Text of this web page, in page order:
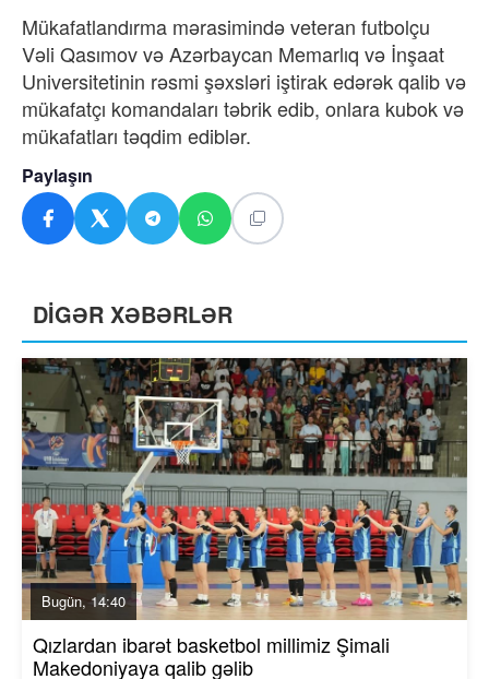
Mükafatlandırma mərasimində veteran futbolçu
Vəli Qasımov və Azərbaycan Memarlıq və İnşaat
Universitetinin rəsmi şəxsləri iştirak edərək qalib və
mükafatçı komandaları təbrik edib, onlara kubok və
mükafatları təqdim ediblər.
Paylaşın
DİGƏR XƏBƏRLƏR
Bugün, 14:40
Qızlardan ibarət basketbol millimiz Şimali
Makedoniyaya qalib gəlib